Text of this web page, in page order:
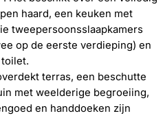
haard, een keuken met
tweepersoonsslaapkamers
op de eerste verdieping) en
terras, een beschutte
met weelderige begroeiing,
en handdoeken zijn